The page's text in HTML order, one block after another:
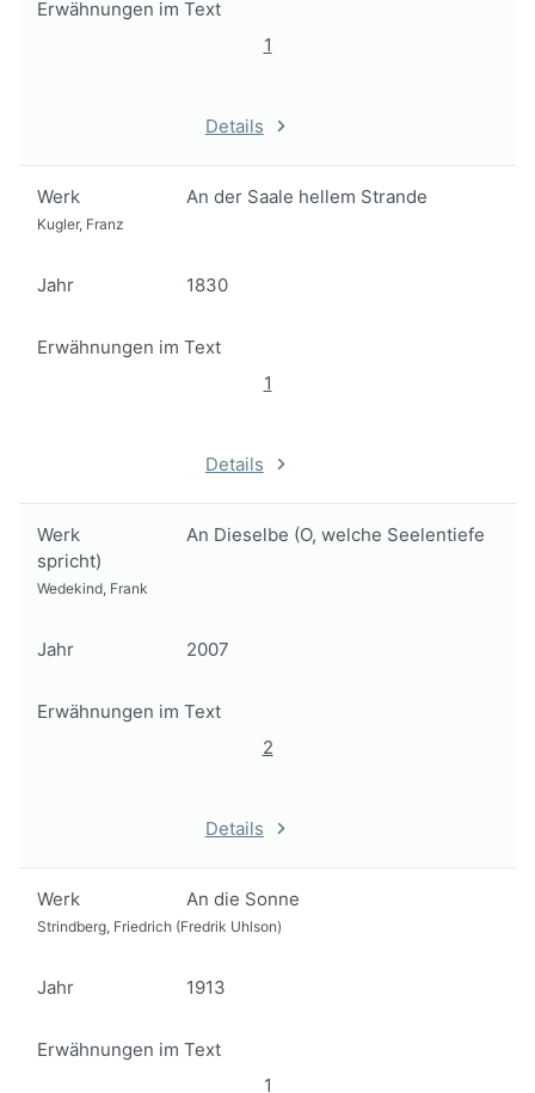
Erwähnungen im Text
1
Details
Werk An der Saale hellem Strande
Kugler, Franz
Jahr 1830
Erwähnungen im Text
1
Details
Werk
An Dieselbe (O, welche Seelentiefe
spricht)
Wedekind, Frank
Jahr 2007
Erwähnungen im Text
2
Details
Werk An die Sonne
Strindberg, Friedrich (Fredrik Uhlson)
Jahr 1913
Erwähnungen im Text
1